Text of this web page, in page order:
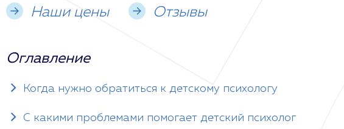
Наши цены Отзывы
Оглавление
Когда нужно обратиться к детскому психологу
С какими проблемами помогает детский психолог